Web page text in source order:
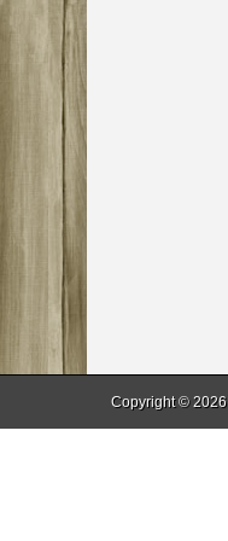
Copyright © 2026